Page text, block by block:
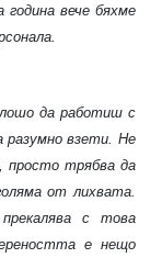
вече бяхме
да работиш с
разумно взети. Не
просто трябва да
от лихвата.
с това
е нещо